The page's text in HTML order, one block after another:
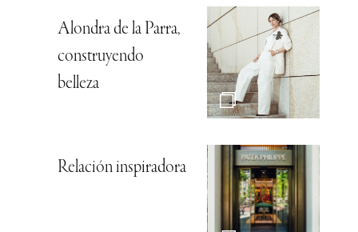
Alondra de la Parra,
construyendo
belleza
Relación inspiradora